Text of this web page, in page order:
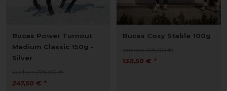
Bucas Power Turnout
Medium Classic 150g -
Silver
247,50 € *
Bucas Cosy Stable 100g
130,50 € *